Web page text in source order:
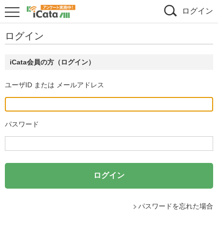
ログイン
ログイン
iCata会員の方（ログイン）
ユーザID または メールアドレス
パスワード
パスワードを忘れた場合